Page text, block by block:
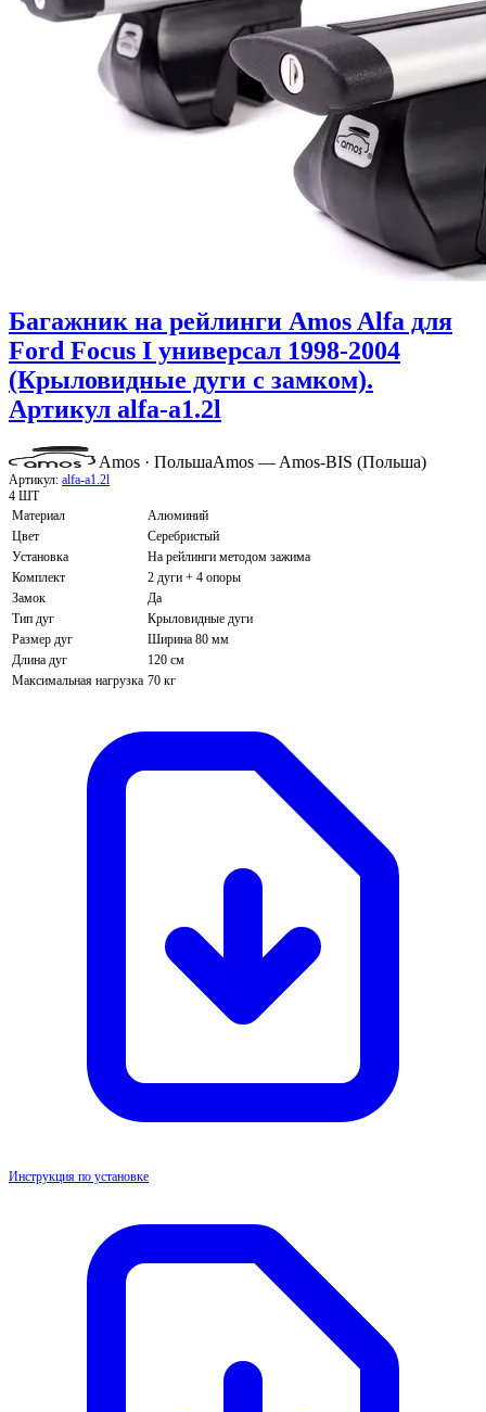
Багажник на рейлинги Amos Alfa для
Ford Focus I универсал 1998-2004
(Крыловидные дуги с замком).
Артикул alfa-a1.2l
Amos · ПольшаAmos — Amos-BIS (Польша)
Артикул: alfa-a1.2l
4 ШТ
Материал
Алюминий
Цвет
Серебристый
Установка
На рейлинги методом зажима
Комплект
2 дуги + 4 опоры
Замок
Да
Тип дуг
Крыловидные дуги
Размер дуг
Ширина 80 мм
Длина дуг
120 см
Максимальная нагрузка 70 кг
Инструкция по установке